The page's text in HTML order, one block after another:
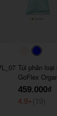
#faf0e6
Túi phân
GoFlex
459.000₫
4.9⭑ (19)